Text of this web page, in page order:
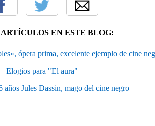
ARTÍCULOS EN ESTE BLOG:
ópera prima, excelente ejemplo de cine
Elogios para "El aura"
años Jules Dassin, mago del cine negro